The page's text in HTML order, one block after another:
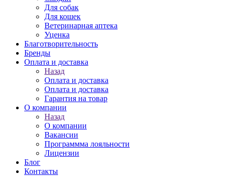
Для собак
Для кошек
Ветеринарная аптека
Уценка
Благотворительность
Бренды
Оплата и доставка
Назад
Оплата и доставка
Оплата и доставка
Гарантия на товар
О компании
Назад
О компании
Вакансии
Программма лояльности
Лицензии
Блог
Контакты